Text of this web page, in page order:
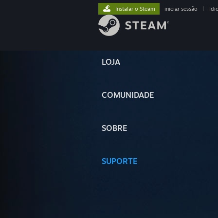
LOJA
COMUNIDADE
SOBRE
SUPORTE
Instalar o Steam iniciar sessão